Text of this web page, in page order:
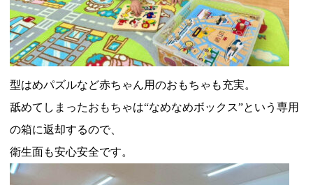
型はめパズルなど赤ちゃん用のおもちゃも充実。
舐めてしまったおもちゃは“なめなめボックス”という専用
の箱に返却するので、
衛生面も安心安全です。